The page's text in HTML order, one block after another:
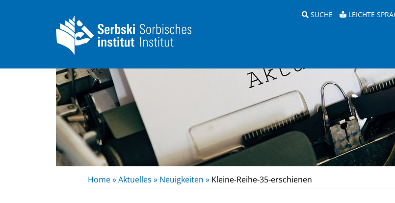
SUCHE LEICHTE
Home »Aktuelles » Neuigkeiten » Kleine-Reihe-35-erschienen